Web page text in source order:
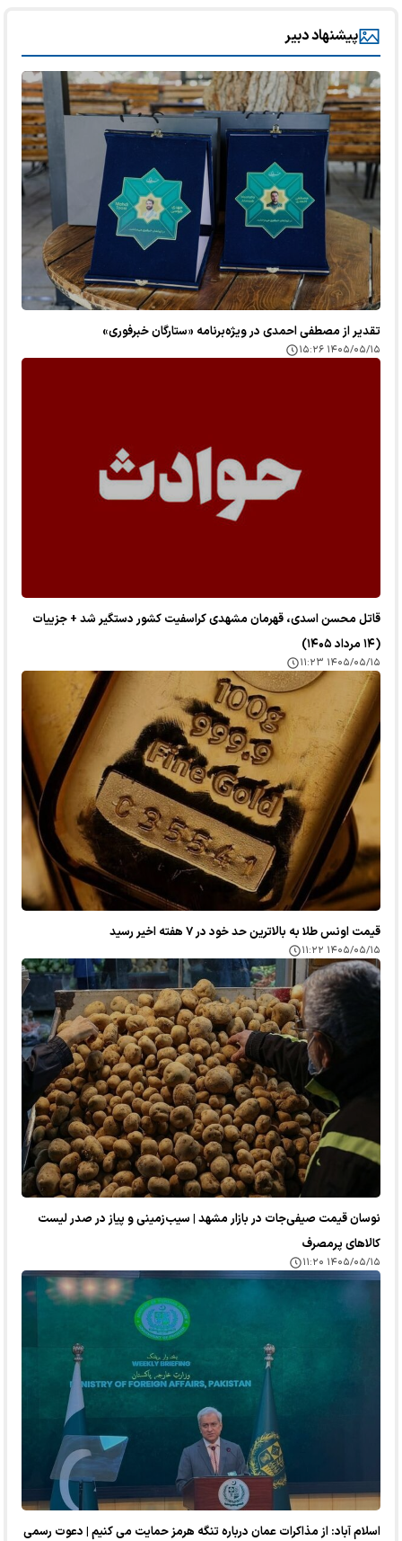
پیشنهاد دبیر
تقدیر از مصطفی احمدی در ویژه‌برنامه «ستارگان خبرفوری»
۱۴۰۵/۰۵/۱۵ ۱۵:۲۶
قاتل محسن اسدی، قهرمان مشهدی کراسفیت کشور دستگیر شد + جزییات
(۱۴ مرداد ۱۴۰۵)
۱۴۰۵/۰۵/۱۵ ۱۱:۲۳
قیمت اونس طلا به بالاترین حد خود در ۷ هفته اخیر رسید
۱۴۰۵/۰۵/۱۵ ۱۱:۲۲
نوسان قیمت صیفی‌جات در بازار مشهد | سیب‌زمینی و پیاز در صدر لیست
کالا‌های پرمصرف
۱۴۰۵/۰۵/۱۵ ۱۱:۲۰
اسلام آباد: از مذاکرات عمان درباره تنگه هرمز حمایت می کنیم | دعوت رسمی